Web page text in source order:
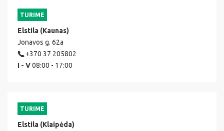
TURIME
Elstila (Kaunas)
Jonavos g. 62a
+370 37 205802
I - V08:00 - 17:00
TURIME
Elstila (Klaipėda)